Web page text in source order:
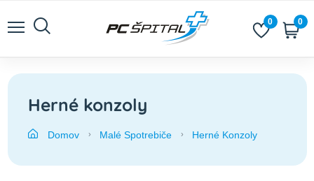
0 0
Herné konzoly
Domov Malé Spotrebiče Herné Konzoly